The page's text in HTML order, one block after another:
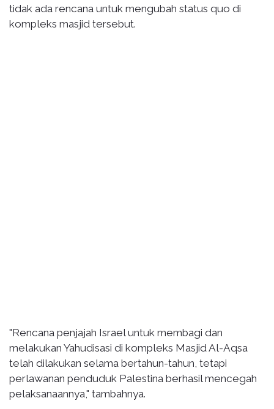
tidak ada rencana untuk mengubah status quo di
kompleks masjid tersebut.
"Rencana penjajah Israel untuk membagi dan
melakukan Yahudisasi di kompleks Masjid Al-Aqsa
telah dilakukan selama bertahun-tahun, tetapi
perlawanan penduduk Palestina berhasil mencegah
pelaksanaannya," tambahnya.